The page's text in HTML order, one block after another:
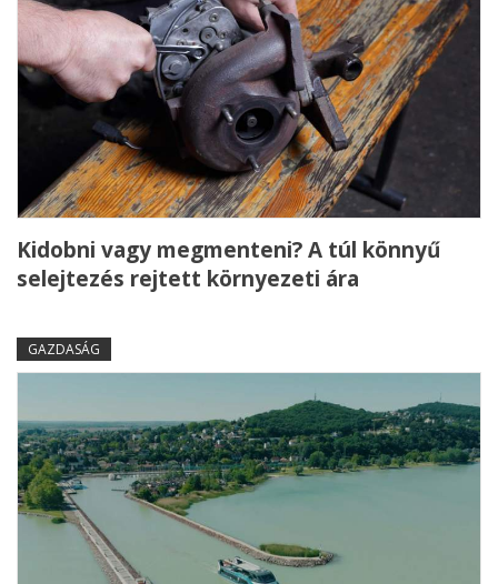
Kidobni vagy megmenteni? A túl könnyű
selejtezés rejtett környezeti ára
GAZDASÁG